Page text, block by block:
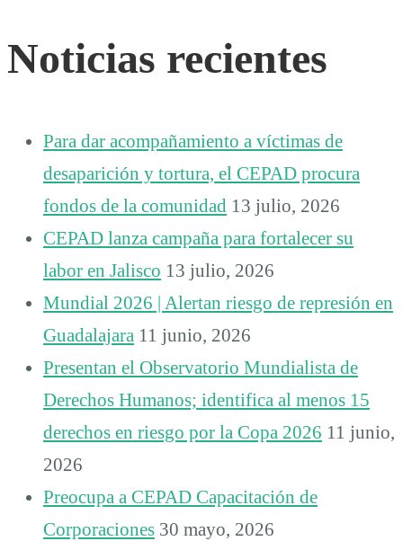
Noticias recientes
Para dar acompañamiento a víctimas de
desaparición y tortura, el CEPAD procura
fondos de la comunidad 13 julio, 2026
CEPAD lanza campaña para fortalecer su
labor en Jalisco 13 julio, 2026
Mundial 2026 | Alertan riesgo de represión en
Guadalajara 11 junio, 2026
Presentan el Observatorio Mundialista de
Derechos Humanos; identifica al menos 15
derechos en riesgo por la Copa 2026 11 junio,
2026
Preocupa a CEPAD Capacitación de
Corporaciones 30 mayo, 2026